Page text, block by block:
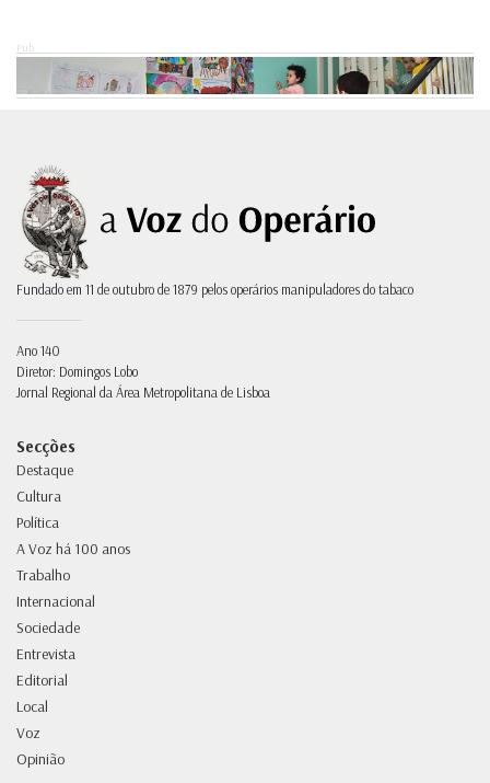
Pub.
Fundado em 11 de outubro de 1879 pelos operários manipuladores do tabaco
Ano 140
Diretor: Domingos Lobo
Jornal Regional da Área Metropolitana de Lisboa
Secções
Destaque
Cultura
Política
A Voz há 100 anos
Trabalho
Internacional
Sociedade
Entrevista
Editorial
Local
Voz
Opinião